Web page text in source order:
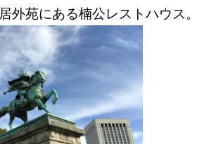
外苑にある楠公レストハウス。